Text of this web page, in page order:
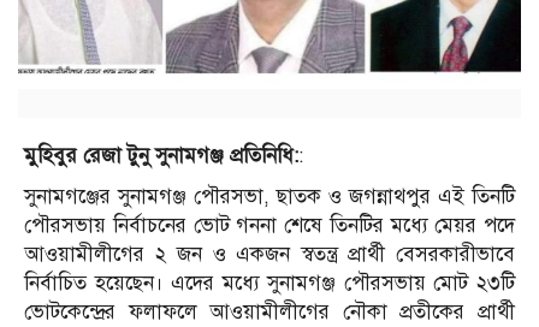
মুহিবুর রেজা টুনু সুনামগঞ্জ প্রতিনিধি::
সুনামগঞ্জের সুনামগঞ্জ পৌরসভা, ছাতক ও জগন্নাথপুর এই তিনটি
পৌরসভায় নির্বাচনের ভোট গননা শেষে তিনটির মধ্যে মেয়র পদে
আওয়ামীলীগের ২ জন ও একজন স্বতন্ত্র প্রার্থী বেসরকারীভাবে
নির্বাচিত হয়েছেন। এদের মধ্যে সুনামগঞ্জ পৌরসভায় মোট ২৩টি
ভোটকেন্দ্রের ফলাফলে আওয়ামীলীগের নৌকা প্রতীকের প্রার্থী